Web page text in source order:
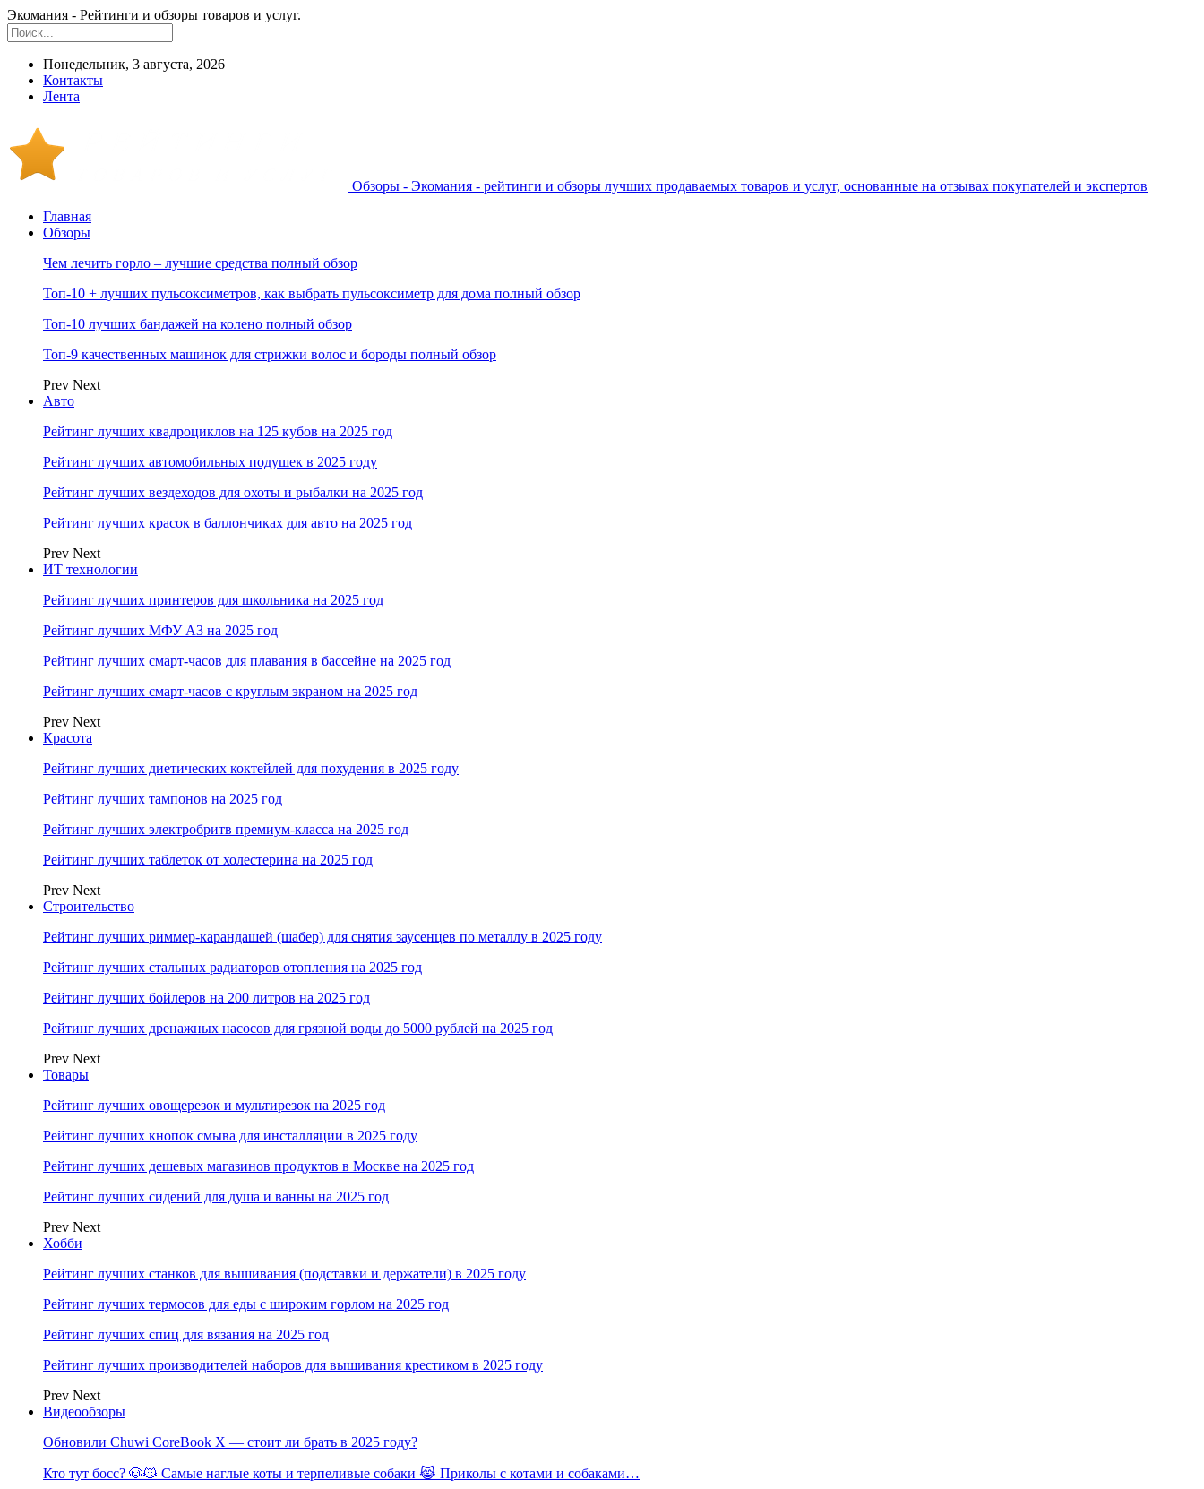
Экомания - Рейтинги и обзоры товаров и услуг.
Понедельник, 3 августа, 2026
Контакты
Лента
Обзоры - Экомания - рейтинги и обзоры лучших продаваемых товаров и услуг, основанные на отзывах покупателей и экспертов
Главная
Обзоры
Чем лечить горло – лучшие средства полный обзор
Топ-10 + лучших пульсоксиметров, как выбрать пульсоксиметр для дома полный обзор
Топ-10 лучших бандажей на колено полный обзор
Топ-9 качественных машинок для стрижки волос и бороды полный обзор
Prev Next
Авто
Рейтинг лучших квадроциклов на 125 кубов на 2025 год
Рейтинг лучших автомобильных подушек в 2025 году
Рейтинг лучших вездеходов для охоты и рыбалки на 2025 год
Рейтинг лучших красок в баллончиках для авто на 2025 год
Prev Next
ИТ технологии
Рейтинг лучших принтеров для школьника на 2025 год
Рейтинг лучших МФУ А3 на 2025 год
Рейтинг лучших смарт-часов для плавания в бассейне на 2025 год
Рейтинг лучших смарт-часов с круглым экраном на 2025 год
Prev Next
Красота
Рейтинг лучших диетических коктейлей для похудения в 2025 году
Рейтинг лучших тампонов на 2025 год
Рейтинг лучших электробритв премиум-класса на 2025 год
Рейтинг лучших таблеток от холестерина на 2025 год
Prev Next
Строительство
Рейтинг лучших риммер-карандашей (шабер) для снятия заусенцев по металлу в 2025 году
Рейтинг лучших стальных радиаторов отопления на 2025 год
Рейтинг лучших бойлеров на 200 литров на 2025 год
Рейтинг лучших дренажных насосов для грязной воды до 5000 рублей на 2025 год
Prev Next
Товары
Рейтинг лучших овощерезок и мультирезок на 2025 год
Рейтинг лучших кнопок смыва для инсталляции в 2025 году
Рейтинг лучших дешевых магазинов продуктов в Москве на 2025 год
Рейтинг лучших сидений для душа и ванны на 2025 год
Prev Next
Хобби
Рейтинг лучших станков для вышивания (подставки и держатели) в 2025 году
Рейтинг лучших термосов для еды с широким горлом на 2025 год
Рейтинг лучших спиц для вязания на 2025 год
Рейтинг лучших производителей наборов для вышивания крестиком в 2025 году
Prev Next
Видеообзоры
Обновили Chuwi CoreBook X — стоит ли брать в 2025 году?
Кто тут босс? 🐶😼 Самые наглые коты и терпеливые собаки 😹 Приколы с котами и собаками…